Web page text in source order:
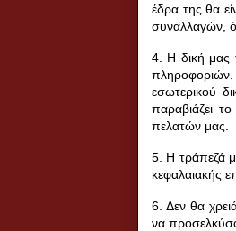
έδρα της θα
συναλλαγών,
4. Η δική μας
πληροφοριών.
εσωτερικού
παραβιάζει
πελατών μας.
5. Η τράπεζά
κεφαλαιακής
6. Δεν θα
να